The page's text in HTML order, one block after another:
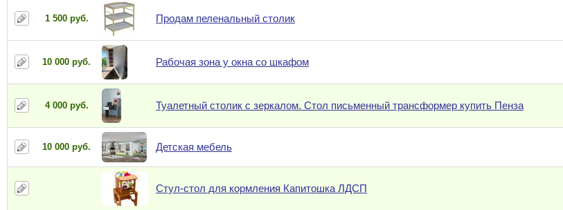
1 500 руб. Продам пеленальный столик
10 000 руб. Рабочая зона у окна со шкафом
4 000 руб. Туалетный столик с зеркалом. Стол письменный трансформер купить Пенза
10 000 руб. Детская мебель
Стул-стол для кормления Капитошка ЛДСП